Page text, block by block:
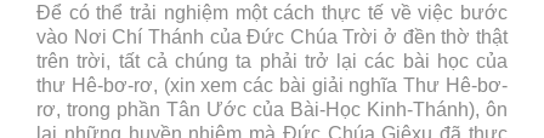
Để có thể trải nghiệm một cách thực tế về việc bước
vào Nơi Chí Thánh của Đức Chúa Trời ở đền thờ thật
trên trời, tất cả chúng ta phải trở lại các bài học của
thư Hê-bơ-rơ, (xin xem các bài giải nghĩa Thư Hê-bơ-
rơ, trong phần Tân Ước của Bài-Học Kinh-Thánh), ôn
lại những huyền nhiệm mà Đức Chúa Giêxu đã thực